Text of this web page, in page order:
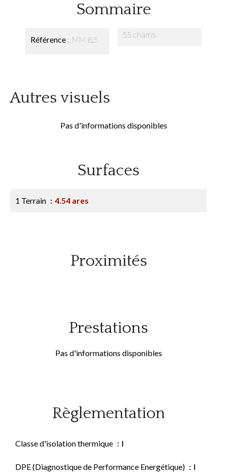
Sommaire
Référence MM 8.5
55 chams
Autres visuels
Pas d'informations disponibles
Surfaces
1 Terrain 4.54 ares
Proximités
Prestations
Pas d'informations disponibles
Règlementation
Classe d'isolation thermique I
DPE (Diagnostique de Performance Energétique) I